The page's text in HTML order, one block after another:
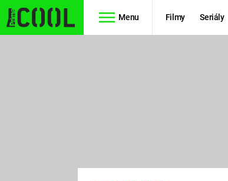
Menu Filmy Seriály